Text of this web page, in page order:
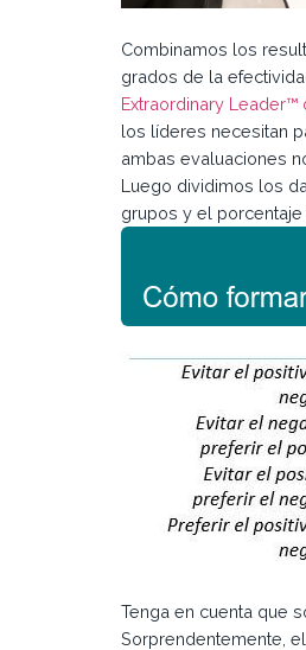
Combinamos los
grados de la
Extraordinary
los líderes necesitan
ambas evaluaciones
Luego dividimos los
grupos y el
Tenga en cuenta que
Sorprendentemente,